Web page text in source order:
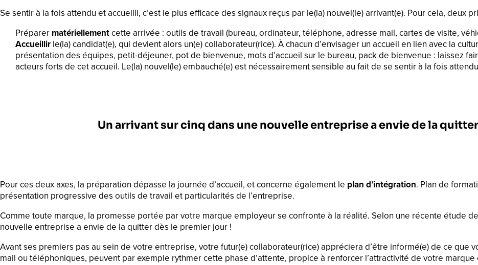
Se sentir à la fois attendu et accueilli, c’est le plus efficace des signaux reçus par le(la) nouvel(le) arrivant(e). Pour cela, deux
Préparer matériellementcette arrivée : outils de travail (bureau, ordinateur, téléphone, adresse mail, cartes de visite,
Accueillir le(la) candidat(e), qui devient alors un(e) collaborateur(rice). À chacun d’envisager un accueil en lien avec la
présentation des équipes, petit-déjeuner, pot de bienvenue, mots d’accueil sur le bureau, pack de bienvenue : laissez
acteurs forts de cet accueil. Le(la) nouvel(le) embauché(e) est nécessairement sensible au fait de se sentir à la fois
Un arrivant sur cinq dans une nouvelle entreprise a envie de la
Pour ces deux axes, la préparation dépasse la journée d’accueil, et concerne également le plan d’intégration. Plan de
présentation progressive des outils de travail et particularités de l’entreprise.
Comme toute marque, la promesse portée par votre marque employeur se confronte à la réalité. Selon une récente étude
nouvelle entreprise a envie de la quitter dès le premier jour !
Avant ses premiers pas au sein de votre entreprise, votre futur(e) collaborateur(rice) appréciera d’être informé(e) de ce que
mail ou téléphoniques, peuvent par exemple rythmer cette phase d’attente, propice à renforcer l’attractivité de votre marque